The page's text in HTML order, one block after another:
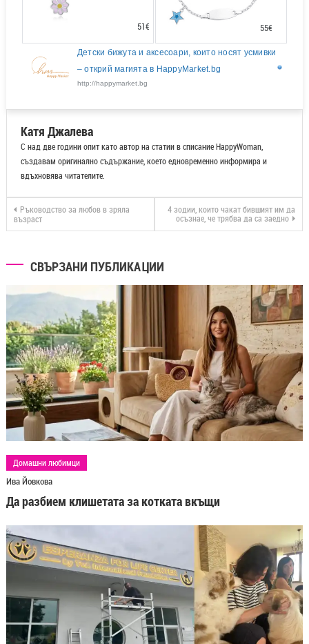
51€ 55€
Детски бижута и аксесоари, които носят усмивки
– открий магията в HappyMarket.bg
http://happymarket.bg
Катя Джалева
С над две години опит като автор на статии в списание HappyWoman,
създавам оригинално съдържание, което едновременно информира и
вдъхновява читателите.
Ръководство за любов в зряла
възраст
4 зодии, които чакат бившият им да
осъзнае, че трябва да са заедно
СВЪРЗАНИ ПУБЛИКАЦИИ
Домашни любимци
Ива Йовкова
Да разбием клишетата за котката вкъщи